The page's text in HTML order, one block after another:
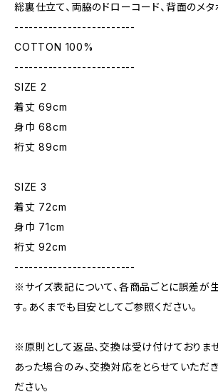
総裏仕立て、両脇のドローコード、背面のメタ
-------------------------
COTTON 100%
-------------------------
SIZE 2
着丈 69cm
身巾 68cm
裄丈 89cm
SIZE 3
着丈 72cm
身巾 71cm
裄丈 92cm
-------------------------
※サイズ表記について、各商品ごとに誤差が
す。あくまでも目安としてご参照ください。
※原則として返品、交換は受け付けておりま
あった場合のみ、交換対応をとらせていただ
ださい。